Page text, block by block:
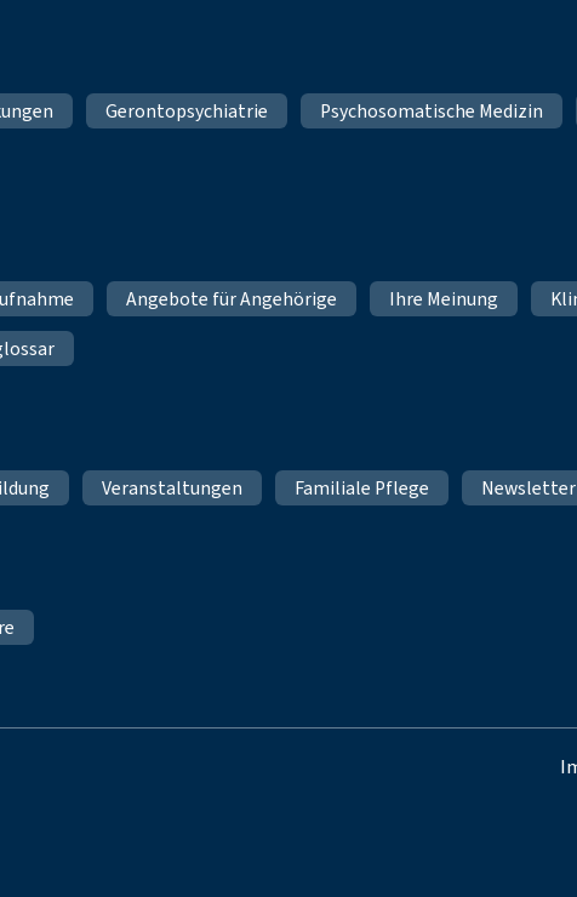
Gerontopsychiatrie Psychosomatische Medizin
Angebote für Angehörige Ihre Meinung
Veranstaltungen Familiale Pflege Newsletter